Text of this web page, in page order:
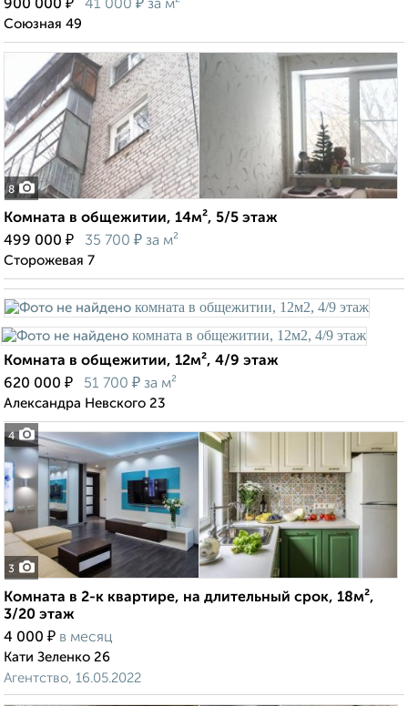
900 000 ₽ 41 000 ₽ за м²
Союзная 49
8
Комната в общежитии, 14м², 5/5 этаж
499 000 ₽ 35 700 ₽ за м²
Сторожевая 7
4
Комната в общежитии, 12м², 4/9 этаж
620 000 ₽ 51 700 ₽ за м²
Александра Невского 23
3
Комната в 2-к квартире, на длительный срок, 18м²,
3/20 этаж
4 000 ₽ в месяц
Кати Зеленко 26
Агентство, 16.05.2022